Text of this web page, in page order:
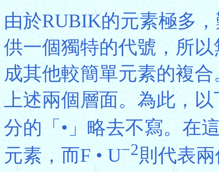
由於RUBIK的元素極多
供一個獨特的代號，所
成其他較簡單元素的複
上述兩個層面。為此，
分的「•」略去不寫。在
元素，而F • U−2則代表